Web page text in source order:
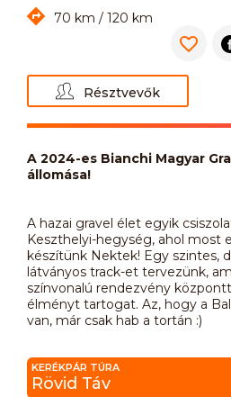
70 km / 120 km
Résztvevők
A 2024-es Bianchi Magyar
állomása!
A hazai gravel élet egyik
Keszthelyi-hegység, ahol most
készítünk Nektek! Egy szintes,
látványos track-et tervezünk,
színvonalú rendezvény
élményt tartogat. Az, hogy a
van, már csak hab a tortán :)
KERÉKPÁR TÚRA
Rövid Táv